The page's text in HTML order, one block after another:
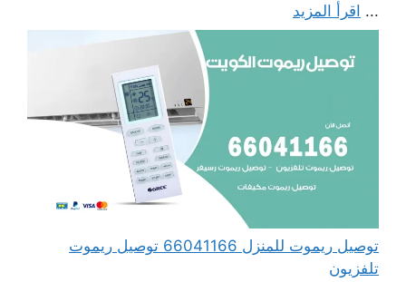
... اقرأ المزيد
توصيل ريموت للمنزل 66041166 توصيل ريموت
تلفزيون